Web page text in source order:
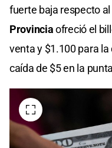
fuerte baja respecto
Provinciaofreció el
venta y $1.100 para
caída de $5 en la